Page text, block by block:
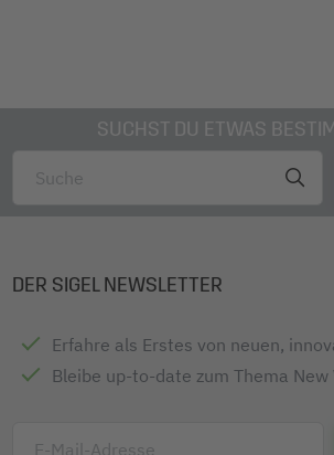
SUCHST DU ETWAS
DER SIGEL NEWSLETTER
Erfahre als Erstes von neuen,
Bleibe up-to-date zum Thema New
E-Mail-Adresse